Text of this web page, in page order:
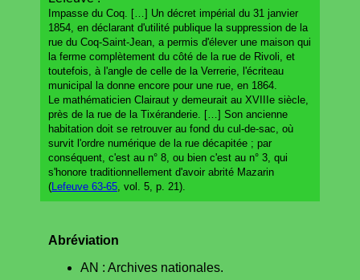
Impasse du Coq. […] Un décret impérial du 31 janvier
1854, en déclarant d'utilité publique la suppression de la
rue du Coq-Saint-Jean, a permis d'élever une maison qui
la ferme complètement du côté de la rue de Rivoli, et
toutefois, à l'angle de celle de la Verrerie, l'écriteau
municipal la donne encore pour une rue, en 1864.
Le mathématicien Clairaut y demeurait au XVIIIe siècle,
près de la rue de la Tixéranderie. […] Son ancienne
habitation doit se retrouver au fond du cul-de-sac, où
survit l'ordre numérique de la rue décapitée ; par
conséquent, c'est au n° 8, ou bien c'est au n° 3, qui
s'honore traditionnellement d'avoir abrité Mazarin
( Lefeuve 63-65 , vol. 5, p. 21).
Abréviation
AN : Archives nationales.